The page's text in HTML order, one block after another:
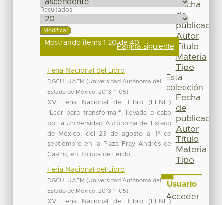
Resultados:
Mostrando ítems 1-20 de 40Página siguiente
Feria Nacional del Libro
DGCU, UAEM (Universidad Autónoma del
Estado de México, 2013-11-05)
XV Feria Nacional del Libro (FENIE)
"Leer para transformar", llevada a cabo
por la Universidad Autónoma del Estado
de México, del 23 de agosto al 1º de
septiembre en la Plaza Fray Andrés de
Castro, en Toluca de Lerdo, ...
Feria Nacional del Libro
DGCU, UAEM (Universidad Autónoma del
Estado de México, 2013-11-05)
XV Feria Nacional del Libro (FENIE)
Fecha
de
publicación
Autor
Título
Materia
Tipo
Esta
colección
Fecha
de
publicación
Autor
Título
Materia
Tipo
Usuario
Acceder